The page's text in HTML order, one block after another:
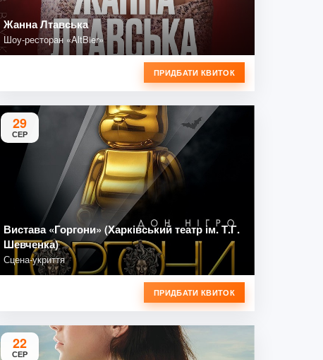
Жанна Лтавська
Шоу-ресторан «AltBier»
ПРИДБАТИ КВИТОК
29
СЕР
Вистава «Горгони» (Харківський театр ім. Т.Г.
Шевченка)
Сцена-укриття
ПРИДБАТИ КВИТОК
22
СЕР